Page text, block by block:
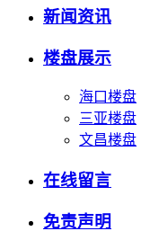
新闻资讯
楼盘展示
海口楼盘
三亚楼盘
文昌楼盘
在线留言
免责声明